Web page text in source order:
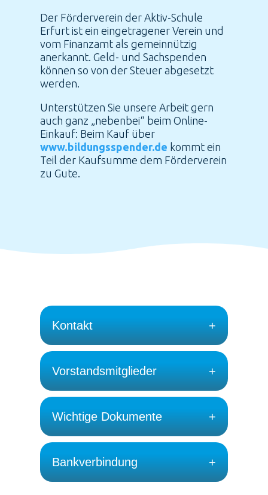
Der Förderverein der Aktiv-Schule
Erfurt ist ein eingetragener Verein und
vom Finanzamt als gemeinnützig
anerkannt. Geld- und Sachspenden
können so von der Steuer abgesetzt
werden.
Unterstützen Sie unsere Arbeit gern
auch ganz „nebenbei“ beim Online-
Einkauf: Beim Kauf über
www.bildungsspender.de kommt ein
Teil der Kaufsumme dem Förderverein
zu Gute.
Kontakt
Vorstandsmitglieder
Wichtige Dokumente
Bankverbindung